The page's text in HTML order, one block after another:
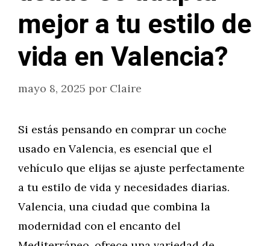
mejor a tu estilo de
vida en Valencia?
mayo 8, 2025 por Claire
Si estás pensando en comprar un coche
usado en Valencia, es esencial que el
vehículo que elijas se ajuste perfectamente
a tu estilo de vida y necesidades diarias.
Valencia, una ciudad que combina la
modernidad con el encanto del